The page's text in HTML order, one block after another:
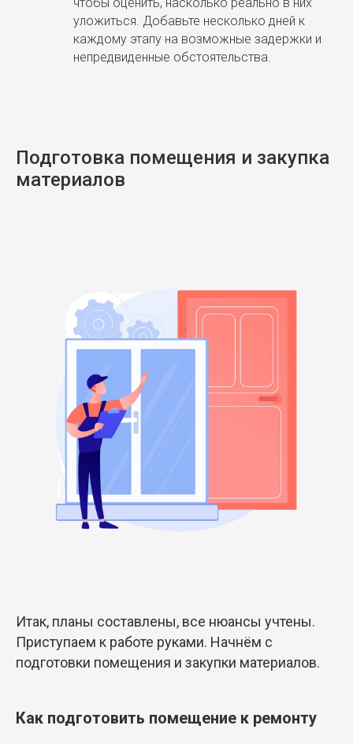
уложиться. Добавьте несколько дней к
каждому этапу на возможные задержки и
непредвиденные обстоятельства.
Подготовка помещения и закупка
материалов
Итак, планы составлены, все нюансы учтены.
Приступаем к работе руками. Начнём с
подготовки помещения и закупки материалов.
Как подготовить помещение к ремонту